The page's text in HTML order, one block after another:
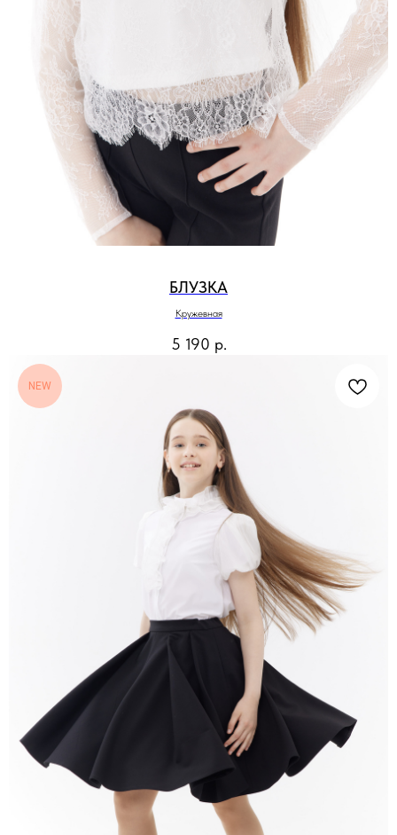
БЛУЗКА
Кружевная
5 190 р.
NEW